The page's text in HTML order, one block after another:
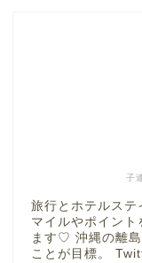
子
旅行とホテルステ
マイルやポイン
ます♡ 沖縄の離島
ことが目標。